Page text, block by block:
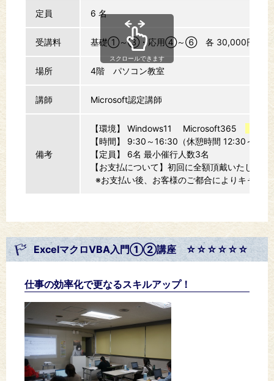
定員 6 名
受講料 基礎①～③・応用④～⑥ 各 30,000円(テキス
場所 4階 パソコン教室
講師 Microsoft認定講師
備考
【環境】 Windows11 Microsoft365
【時間】 9:30～16:30（休憩時間 12:30～
【定員】 6名 最小催行人数3名
【お支払について】初回に全額頂戴いたします
※お支払い後、お客様のご都合によりキャン
スクロールできます
ExcelマクロVBA入門①②講座 ☆☆☆☆☆☆
仕事の効率化で更なるスキルアップ！